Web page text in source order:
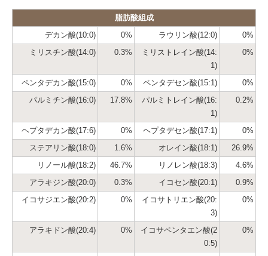
脂肪酸組成
デカン酸(10:0) 0% ラウリン酸(12:0) 0%
ミリスチン酸(14:0) 0.3%
ミリストレイン酸(14:
1)
0%
ペンタデカン酸(15:0) 0% ペンタデセン酸(15:1) 0%
パルミチン酸(16:0) 17.8%
パルミトレイン酸(16:
1)
0.2%
ヘプタデカン酸(17:6) 0% ヘプタデセン酸(17:1) 0%
ステアリン酸(18:0) 1.6% オレイン酸(18:1) 26.9%
リノール酸(18:2) 46.7% リノレン酸(18:3) 4.6%
アラキジン酸(20:0) 0.3% イコセン酸(20:1) 0.9%
イコサジエン酸(20:2) 0%
イコサトリエン酸(20:
3)
0%
アラキドン酸(20:4) 0%
イコサペンタエン酸(2
0:5)
0%